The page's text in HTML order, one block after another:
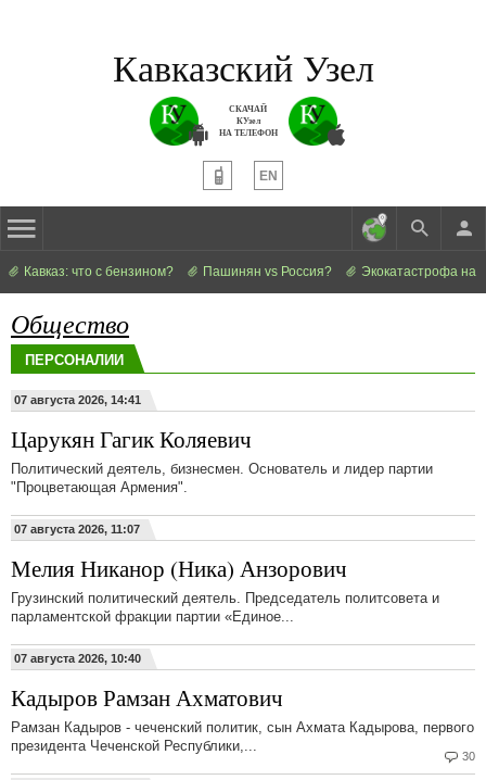
Кавказский Узел
СКАЧАЙ
КУзел
НА ТЕЛЕФОН
EN
Кавказ: что с бензином? Пашинян vs Россия? Экокатастрофа на
Общество
ПЕРСОНАЛИИ
07 августа 2026, 14:41
Царукян Гагик Коляевич
Политический деятель, бизнесмен. Основатель и лидер партии
"Процветающая Армения".
07 августа 2026, 11:07
Мелия Никанор (Ника) Анзорович
Грузинский политический деятель. Председатель политсовета и
парламентской фракции партии «Единое...
07 августа 2026, 10:40
30
Кадыров Рамзан Ахматович
Рамзан Кадыров - чеченский политик, сын Ахмата Кадырова, первого
президента Чеченской Республики,...